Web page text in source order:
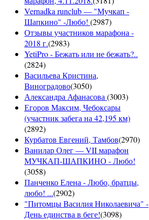
Vernadka runclub — "Мучкап -
Шапкино" -Любо! (2987)
Отзывы участников марафона -
2018 г.(2983)
YetiPro - Бежать или не бежать?..
(2824)
Васильева Кристина,
Виноградово(3050)
Александра Афанасова(3003)
Егоров Максим, Чебоксары
(участник забега на 42,195 км)
(2892)
Курбатов Евгений, Тамбов(2970)
Ванилар Олег — VII марафон
МУЧКАП-ШАПКИНО - Любо!
(3058)
Панченко Елена - Любо, братцы,
любо! ...(2902)
"Питомцы Василия Николаевича" -
День единства в беге!(3098)